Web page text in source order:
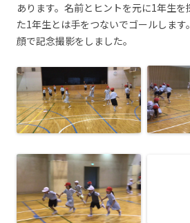
あります。名前とヒントを元に1年生
た1年生とは手をつないでゴールしま
顔で記念撮影をしました。